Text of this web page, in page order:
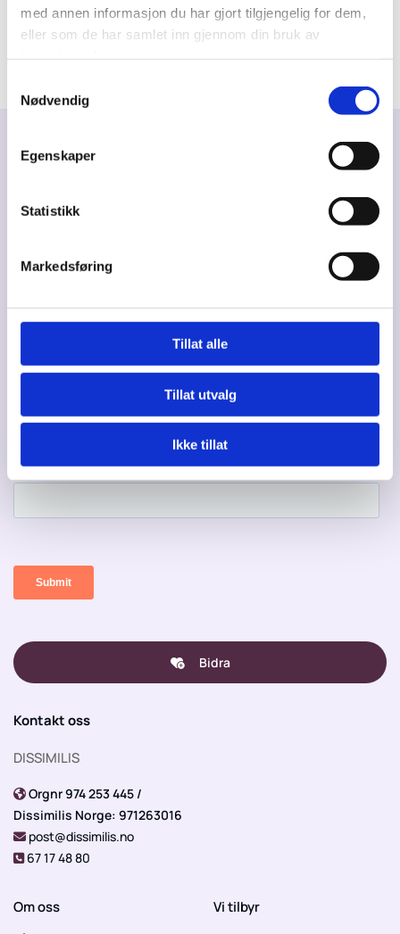
med annen informasjon du har gjort tilgjengelig for dem,
eller som de har samlet inn gjennom din bruk av
Nødvendig
Egenskaper
Statistikk
Markedsføring
Tillat alle
Tillat utvalg
Ikke tillat
Bidra
Kontakt oss
DISSIMILIS
 Orgnr 974 253 445 /
Dissimilis Norge: 971263016
 post@dissimilis.no
 67 17 48 80
Om oss Vi tilbyr